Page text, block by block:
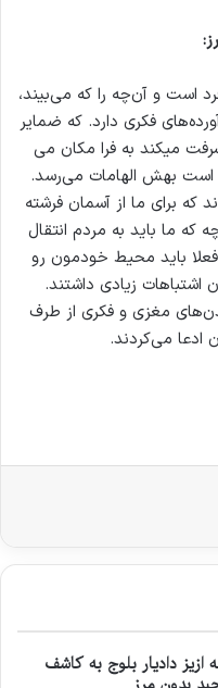
است و آن‌چه را که می‌بیند،
فکری دارد. که ضمایر
میکند به فرا مکان می‌
است بهش الهامات می‌رسد.
که برای ما از آسمان فرشته
ما باید به مردم انتقال
باید محیط خودمون رو
اشتباهات زیادی داشتند.
مغزی و فکری از طرف
می‌کردند.
ازیز دادیار بلوج به کاشف